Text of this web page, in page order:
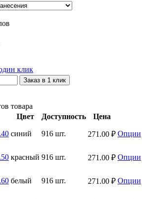
клик
Заказ в 1 клик
товара
Цвет Доступность Цена
синий 916 шт. 271.00 ₽ Опции
красный 916 шт. 271.00 ₽ Опции
белый 916 шт. 271.00 ₽ Опции